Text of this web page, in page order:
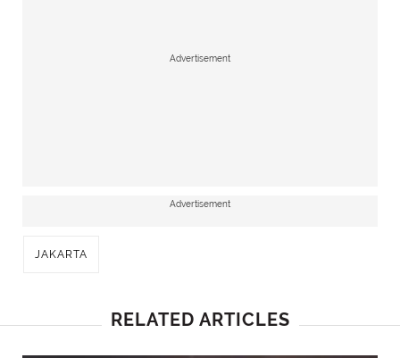
Advertisement
Advertisement
JAKARTA
RELATED ARTICLES